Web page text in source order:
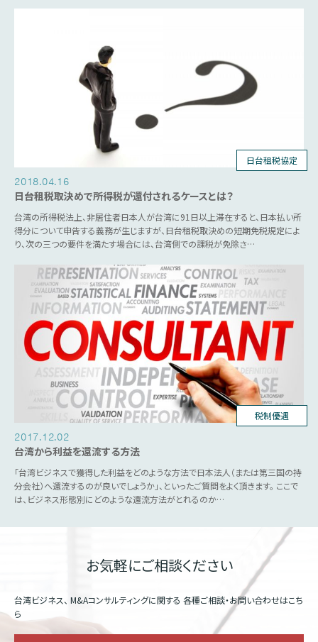
日台租税協定
2018.04.16
日台租税取決めで所得税が還付されるケースとは？
台湾の所得税法上、非居住者日本人が台湾に91日以上滞在すると、日本払い所
得分について申告する義務が生じますが、日台租税取決めの短期免税規定によ
り、次の三つの要件を満たす場合には、台湾側での課税が免除さ…
台湾ビジネス
税法関連
税制優遇
2017.12.02
台湾から利益を還流する方法
「台湾ビジネスで獲得した利益をどのような方法で日本法人（または第三国の持
分会社）へ還流するのが良いでしょうか」、といったご質問をよく頂きます。 ここで
は、ビジネス形態別にどのような還流方法がとれるのか…
お気軽にご相談ください
台湾ビジネス、 M&Aコンサルティングに関する 各種ご相談・お問い合わせはこち
ら